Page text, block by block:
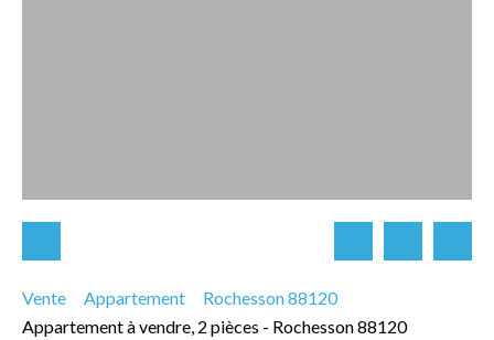
Vente Appartement
Rochesson 88120
Appartement à vendre, 2 pièces - Rochesson 88120